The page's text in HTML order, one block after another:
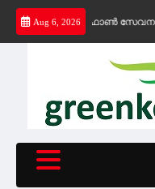
Skip
content
Aug 6, 2026
കെ-ഫോൺ സേവനം